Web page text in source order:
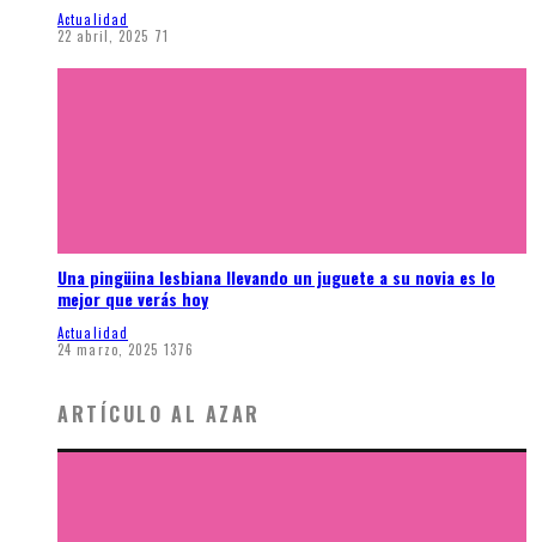
Actualidad
22 abril, 2025 71
Una pingüina lesbiana llevando un juguete a su novia es lo
mejor que verás hoy
Actualidad
24 marzo, 2025 1376
ARTÍCULO AL AZAR